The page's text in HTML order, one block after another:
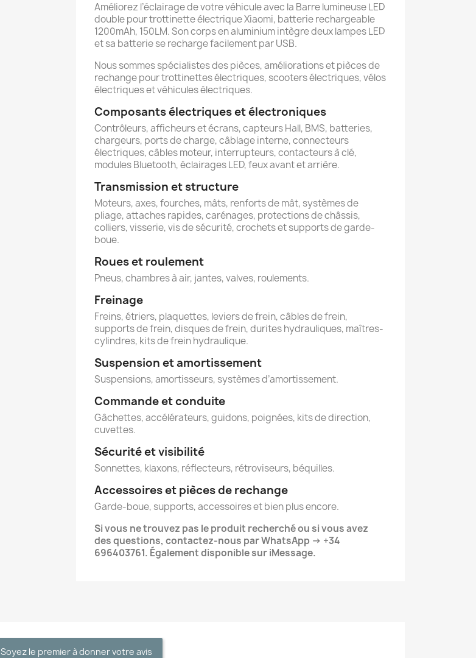
Améliorez l’éclairage de votre véhicule avec la Barre lumineuse LED
double pour trottinette électrique Xiaomi, batterie rechargeable
1200mAh, 150LM. Son corps en aluminium intègre deux lampes LED
et sa batterie se recharge facilement par USB.
Nous sommes spécialistes des pièces, améliorations et pièces de
rechange pour trottinettes électriques, scooters électriques, vélos
électriques et véhicules électriques.
Composants électriques et électroniques
Contrôleurs, afficheurs et écrans, capteurs Hall, BMS, batteries,
chargeurs, ports de charge, câblage interne, connecteurs
électriques, câbles moteur, interrupteurs, contacteurs à clé,
modules Bluetooth, éclairages LED, feux avant et arrière.
Transmission et structure
Moteurs, axes, fourches, mâts, renforts de mât, systèmes de
pliage, attaches rapides, carénages, protections de châssis,
colliers, visserie, vis de sécurité, crochets et supports de garde-
boue.
Roues et roulement
Pneus, chambres à air, jantes, valves, roulements.
Freinage
Freins, étriers, plaquettes, leviers de frein, câbles de frein,
supports de frein, disques de frein, durites hydrauliques, maîtres-
cylindres, kits de frein hydraulique.
Suspension et amortissement
Suspensions, amortisseurs, systèmes d’amortissement.
Commande et conduite
Gâchettes, accélérateurs, guidons, poignées, kits de direction,
cuvettes.
Sécurité et visibilité
Sonnettes, klaxons, réflecteurs, rétroviseurs, béquilles.
Accessoires et pièces de rechange
Garde-boue, supports, accessoires et bien plus encore.
Si vous ne trouvez pas le produit recherché ou si vous avez
des questions, contactez-nous par WhatsApp → +34
696403761. Également disponible sur iMessage.
Soyez le premier à donner votre avis